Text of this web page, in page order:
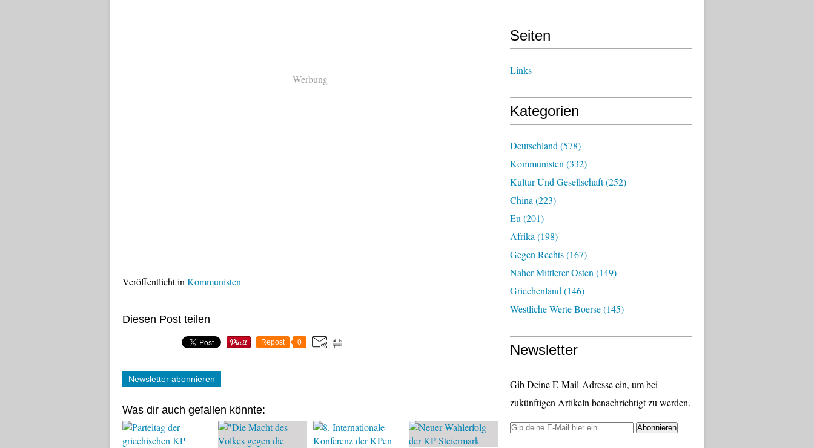
Werbung
Veröffentlicht in Kommunisten
Diesen Post teilen
Repost 0
Newsletter abonnieren
Was dir auch gefallen könnte:
Seiten
Links
Kategorien
Deutschland (578)
Kommunisten (332)
Kultur Und Gesellschaft(252)
China (223)
Eu (201)
Afrika (198)
Gegen Rechts(167)
Naher-Mittlerer Osten (149)
Griechenland (146)
Westliche Werte Boerse(145)
Newsletter
Gib Deine E-Mail-Adresse ein, um bei
zukünftigen Artikeln benachrichtigt zu werden.